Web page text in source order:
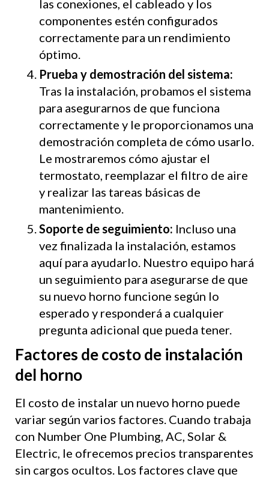
las conexiones, el cableado y los
componentes estén configurados
correctamente para un rendimiento
óptimo.
Prueba y demostración del sistema:
Tras la instalación, probamos el sistema
para asegurarnos de que funciona
correctamente y le proporcionamos una
demostración completa de cómo usarlo.
Le mostraremos cómo ajustar el
termostato, reemplazar el filtro de aire
y realizar las tareas básicas de
mantenimiento.
Soporte de seguimiento: Incluso una
vez finalizada la instalación, estamos
aquí para ayudarlo. Nuestro equipo hará
un seguimiento para asegurarse de que
su nuevo horno funcione según lo
esperado y responderá a cualquier
pregunta adicional que pueda tener.
Factores de costo de instalación
del horno
El costo de instalar un nuevo horno puede
variar según varios factores. Cuando trabaja
con Number One Plumbing, AC, Solar &
Electric, le ofrecemos precios transparentes
sin cargos ocultos. Los factores clave que